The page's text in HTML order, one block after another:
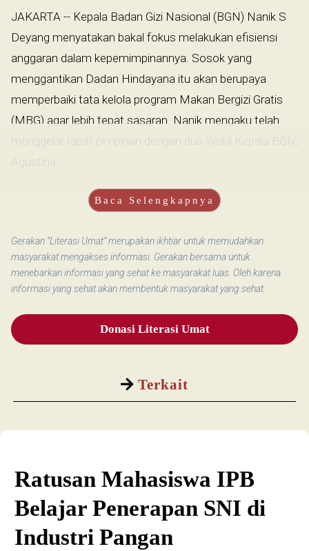
Terkait
JAKARTA -- Kepala Badan Gizi Nasional (BGN) Nanik S
Deyang menyatakan bakal fokus melakukan efisiensi
anggaran dalam kepemimpinannya. Sosok yang
menggantikan Dadan Hindayana itu akan berupaya
memperbaiki tata kelola program Makan Bergizi Gratis
(MBG) agar lebih tepat sasaran. Nanik mengaku telah
menggelar rapat pimpinan dengan dua Wakil Kepala BGN,
Agustina...
Baca Selengkapnya
Gerakan “Literasi Umat” merupakan ikhtiar untuk memudahkan
masyarakat mengakses informasi. Gerakan bersama untuk
menebarkan informasi yang sehat ke masyarakat luas. Oleh karena
informasi yang sehat akan membentuk masyarakat yang sehat.
Donasi Literasi Umat
Ratusan Mahasiswa IPB
Belajar Penerapan SNI di
Industri Pangan